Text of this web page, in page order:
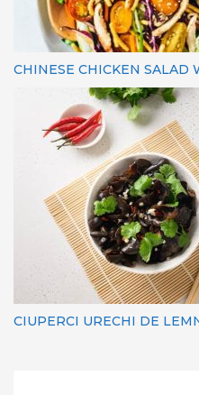
CHINESE CHICKEN SALAD
CIUPERCI URECHI DE